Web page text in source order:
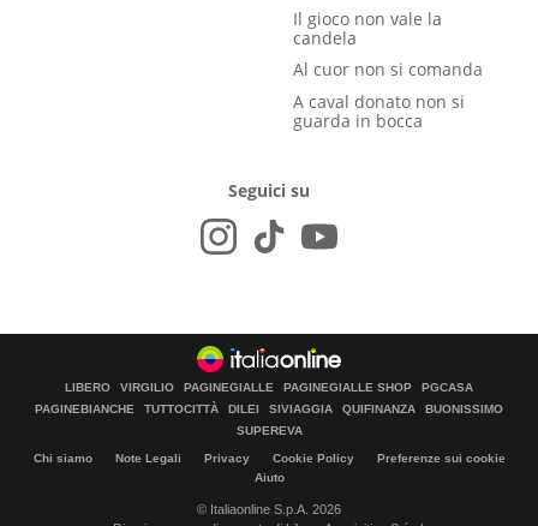
Il gioco non vale la
candela
Al cuor non si comanda
A caval donato non si
guarda in bocca
Seguici su
LIBERO VIRGILIO PAGINEGIALLE PAGINEGIALLE SHOP
PGCASA
PAGINEBIANCHE
TUTTOCITTÀ DILEI SIVIAGGIA QUIFINANZA
BUONISSIMO
SUPEREVA
Chi siamo Note Legali Privacy Cookie Policy
Preferenze sui cookie
Aiuto
© Italiaonline S.p.A. 2026